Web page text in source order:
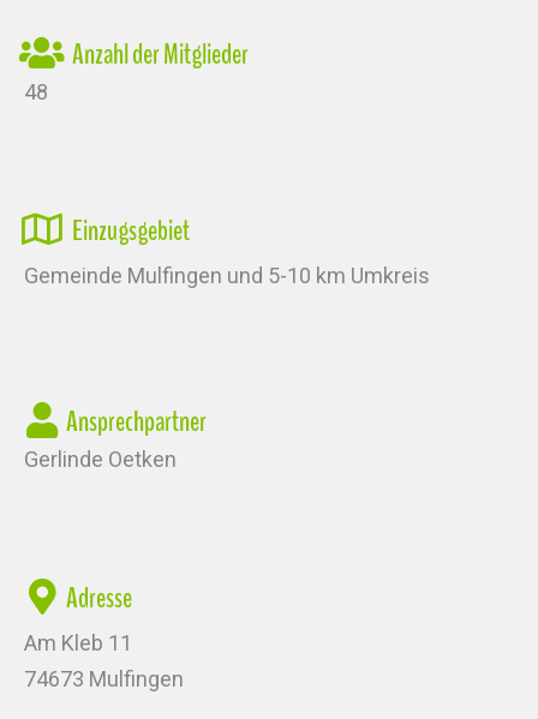
Anzahl der Mitglieder
48
Einzugsgebiet
Gemeinde Mulfingen und 5-10 km Umkreis
Ansprechpartner
Gerlinde Oetken
Adresse
Am Kleb 11
74673 Mulfingen